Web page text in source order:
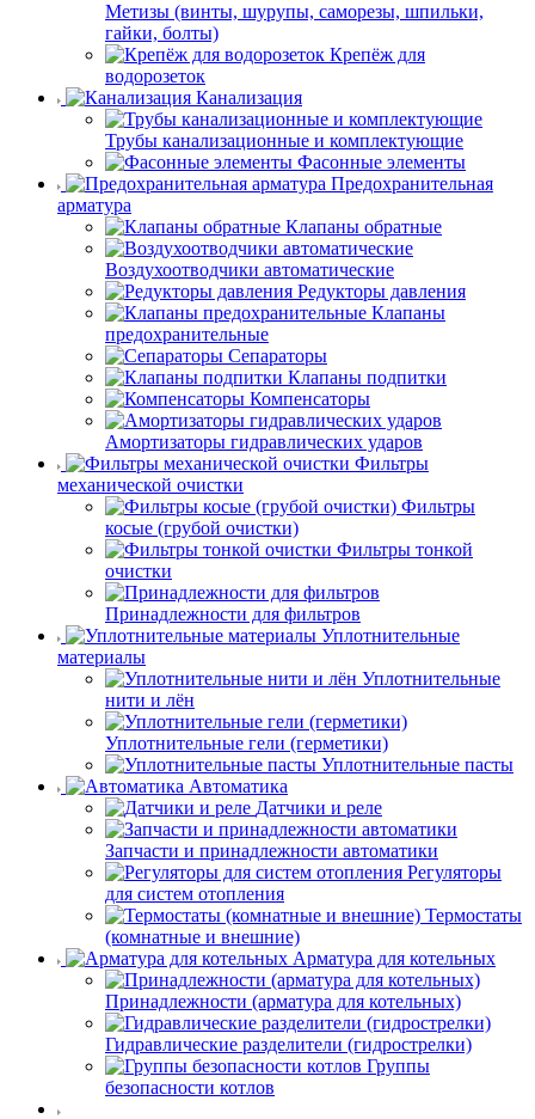
Метизы (винты, шурупы, саморезы, шпильки,
гайки, болты)
Крепёж для
водорозеток
Канализация
Трубы канализационные и комплектующие
Фасонные элементы
Предохранительная
арматура
Клапаны обратные
Воздухоотводчики автоматические
Редукторы давления
Клапаны
предохранительные
Сепараторы
Клапаны подпитки
Компенсаторы
Амортизаторы гидравлических ударов
Фильтры
механической очистки
Фильтры
косые (грубой очистки)
Фильтры тонкой
очистки
Принадлежности для фильтров
Уплотнительные
материалы
Уплотнительные
нити и лён
Уплотнительные гели (герметики)
Уплотнительные пасты
Автоматика
Датчики и реле
Запчасти и принадлежности автоматики
Регуляторы
для систем отопления
Термостаты
(комнатные и внешние)
Арматура для котельных
Принадлежности (арматура для котельных)
Гидравлические разделители (гидрострелки)
Группы
безопасности котлов